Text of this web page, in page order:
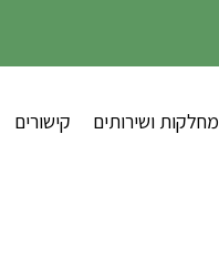
מחלקות ושירותים קישורים